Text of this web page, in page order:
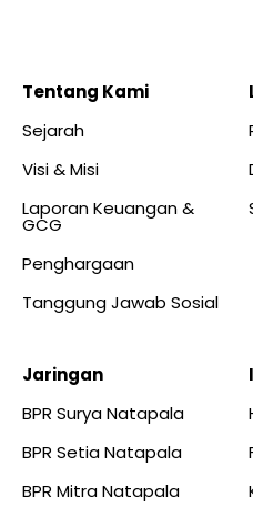
Tentang Kami
Sejarah
Visi & Misi
Laporan Keuangan &
GCG
Penghargaan
Tanggung Jawab Sosial
Jaringan
BPR Surya Natapala
BPR Setia Natapala
BPR Mitra Natapala